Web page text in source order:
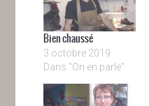
Bien chaussé
3 octobre 2019
Dans "On en parle"